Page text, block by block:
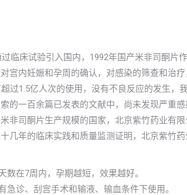
临床试验引入国内，1992年国产米非司酮片
宫内妊娠和孕周的确认，对感染的筛查和治
过1.5亿人次的使用，没有不良反应的发生，
的一百余篇已发表的文献中，尚未发现严重
非司酮片生产规模的国家，北京紫竹药业有
几年的临床实践和质量监测证明，北京紫竹
数在7周内，孕期越短，效果越好。
急诊、刮宫手术和输液、输血条件下使用。